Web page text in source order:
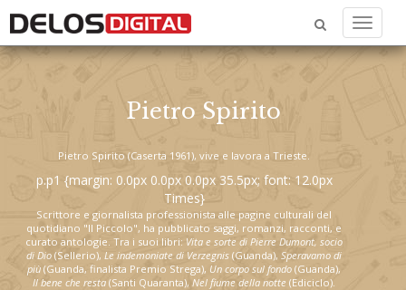
Menu
Pietro Spirito
Pietro Spirito (Caserta 1961), vive e lavora a Trieste.
p.p1 {margin: 0.0px 0.0px 0.0px 35.5px; font: 12.0px
Times}
Scrittore e giornalista professionista alle pagine culturali del
quotidiano "Il Piccolo", ha pubblicato saggi, romanzi, racconti, e
curato antologie. Tra i suoi libri: Vita e sorte di Pierre Dumont, socio
di Dio (Sellerio), Le indemoniate di Verzegnis (Guanda), Speravamo di
più (Guanda, finalista Premio Strega), Un corpo sul fondo (Guanda),
Il bene che resta (Santi Quaranta), Nel fiume della notte (Ediciclo).